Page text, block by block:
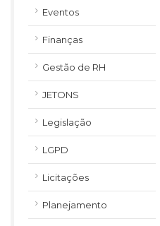
Eventos
Finanças
Gestão de RH
JETONS
Legislação
LGPD
Licitações
Planejamento